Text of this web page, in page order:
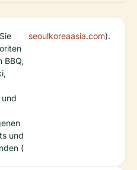
BBQ,
und
und
(
seoulkoreaasia.com).